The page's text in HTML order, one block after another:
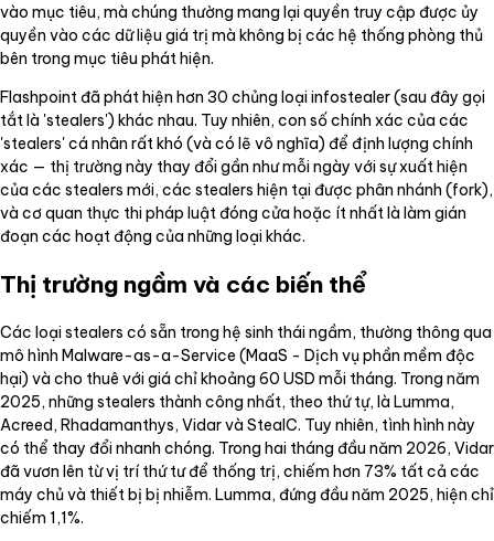
vào mục tiêu, mà chúng thường mang lại quyền truy cập được ủy
quyền vào các dữ liệu giá trị mà không bị các hệ thống phòng thủ
bên trong mục tiêu phát hiện.
Flashpoint đã phát hiện hơn 30 chủng loại infostealer (sau đây gọi
tắt là 'stealers') khác nhau. Tuy nhiên, con số chính xác của các
'stealers' cá nhân rất khó (và có lẽ vô nghĩa) để định lượng chính
xác — thị trường này thay đổi gần như mỗi ngày với sự xuất hiện
của các stealers mới, các stealers hiện tại được phân nhánh (fork),
và cơ quan thực thi pháp luật đóng cửa hoặc ít nhất là làm gián
đoạn các hoạt động của những loại khác.
Thị trường ngầm và các biến thể
Các loại stealers có sẵn trong hệ sinh thái ngầm, thường thông qua
mô hình Malware-as-a-Service (MaaS - Dịch vụ phần mềm độc
hại) và cho thuê với giá chỉ khoảng 60 USD mỗi tháng. Trong năm
2025, những stealers thành công nhất, theo thứ tự, là Lumma,
Acreed, Rhadamanthys, Vidar và StealC. Tuy nhiên, tình hình này
có thể thay đổi nhanh chóng. Trong hai tháng đầu năm 2026, Vidar
đã vươn lên từ vị trí thứ tư để thống trị, chiếm hơn 73% tất cả các
máy chủ và thiết bị bị nhiễm. Lumma, đứng đầu năm 2025, hiện chỉ
chiếm 1,1%.